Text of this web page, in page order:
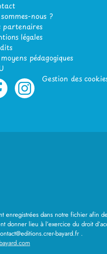
nous ?
partenaires
légales
pédagogiques
Gestion des
dans notre fichier afin
lieu à l’exercice du droit
bayard.fr .